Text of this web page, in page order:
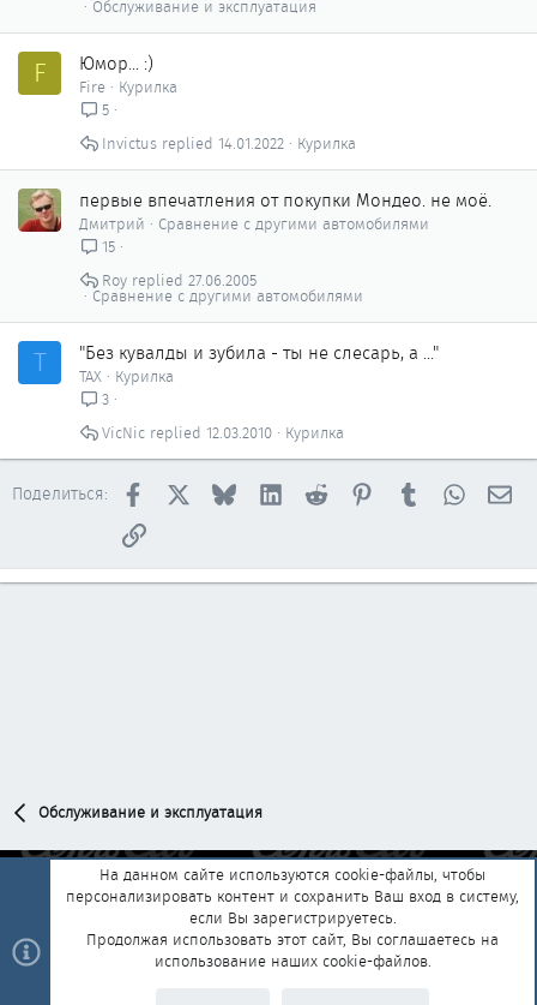
Обслуживание и эксплуатация
F Юмор... :)
Fire
Курилка
5
Курилка
14.01.2022
Invictus
первые впечатления от покупки Мондео. не моё.
Дмитрий
Сравнение с другими автомобилями
15
Сравнение с другими автомобилями
27.06.2005
Roy
Т "Без кувалды и зубила - ты не слесарь, а ..."
ТАХ
Курилка
3
Курилка
12.03.2010
VicNic
Поделиться: Facebook BlueskyLinkedInReddit PinterestTumblr
Ссылка
Обслуживание и эксплуатация
Обратная связь
Условия и правила
Политика конфиденциальности
Помощь Главная
R
На данном сайте используются cookie-файлы, чтобы
персонализировать контент и сохранить Ваш вход в систему,
если Вы зарегистрируетесь.
Продолжая использовать этот сайт, Вы соглашаетесь на
использование наших cookie-файлов.